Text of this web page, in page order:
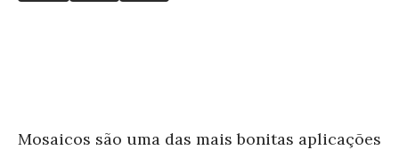
Mosaicos são uma das mais bonitas aplicações